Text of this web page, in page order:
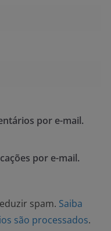
por e-mail.
por e-mail.
spam. Saiba
são processados.